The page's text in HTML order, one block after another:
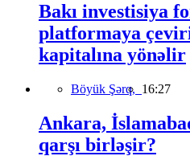
Bakı investisiya
platformaya
kapitalına yönəlir
Böyük Şərq, 16:27
Ankara,
qarşı birləşir?